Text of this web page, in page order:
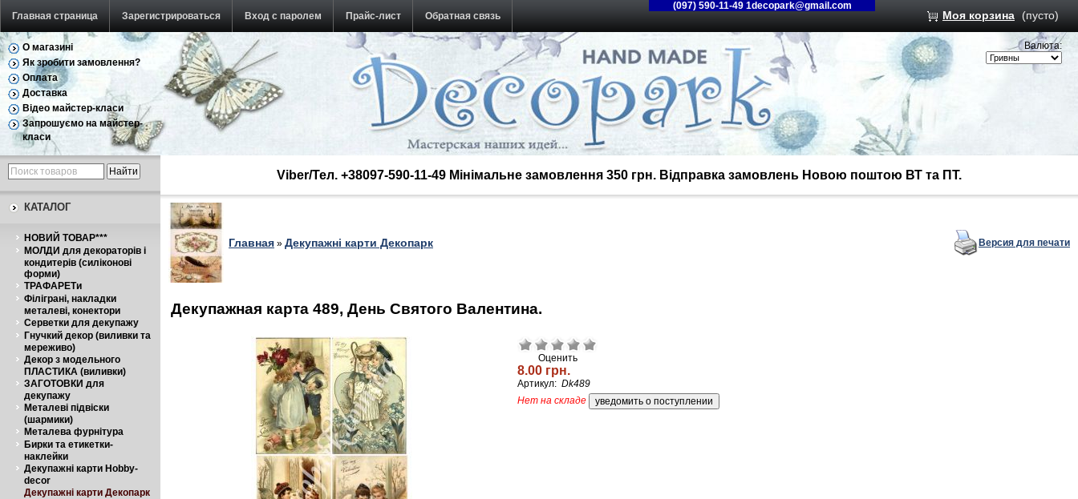
Главная страница Зарегистрироваться Вход с паролем Прайс-лист Обратная связь
(097) 590-11-49 1decopark@gmail.com
Моя корзина (пусто)
О магазині
Як зробити замовлення?
Оплата
Доставка
Відео майстер-класи
Запрошуємо на майстер-
класи
Валюта:
КАТАЛОГ
НОВИЙ ТОВАР***
МОЛДИ для декораторів і
кондитерів (силіконові
форми)
ТРАФАРЕТи
Філіграні, накладки
металеві, конектори
Серветки для декупажу
Гнучкий декор (виливки та
мереживо)
Декор з модельного
ПЛАСТИКА (виливки)
ЗАГОТОВКИ для
декупажу
Металеві підвіски
(шармики)
Металева фурнітура
Бирки та етикетки-
наклейки
Декупажні карти Hobby-
decor
Декупажні карти Декопарк
Viber/Тел. +38097-590-11-49 Мінімальне замовлення 350 грн. Відправка замовлень Новою поштою ВТ та ПТ.
Главная » Декупажні карти Декопарк Версия для печати
Декупажная карта 489, День Святого Валентина.
Оценить
8.00 грн.
Артикул: Dk489
Нет на складе